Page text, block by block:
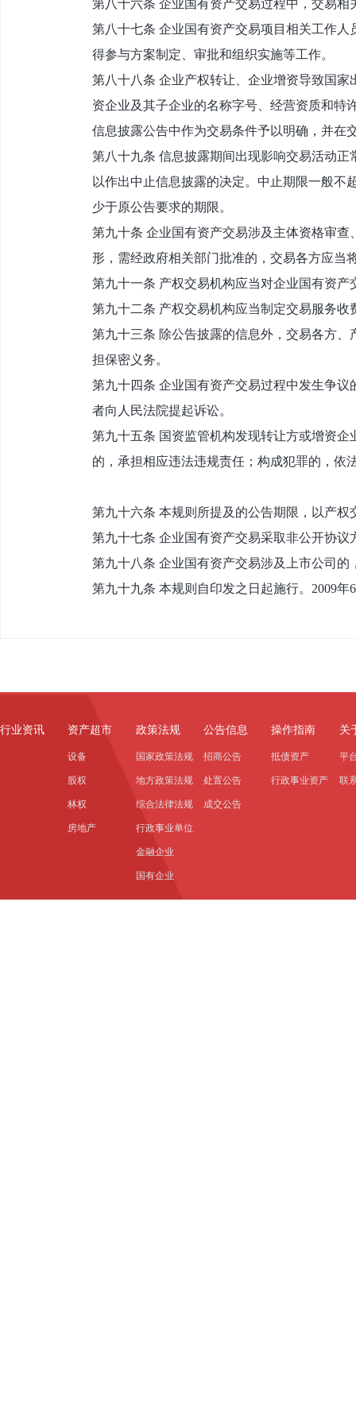
第八十六条 企业国有资产交易过程中，交易
第八十七条 企业国有资产交易项目相关工作
得参与方案制定、审批和组织实施等工作。
第八十八条 企业产权转让、企业增资导致国
资企业及其子企业的名称字号、经营资质和特
信息披露公告中作为交易条件予以明确，并在
第八十九条 信息披露期间出现影响交易活动
以作出中止信息披露的决定。中止期限一般不
少于原公告要求的期限。
第九十条 企业国有资产交易涉及主体资格审
形，需经政府相关部门批准的，交易各方应当
第九十一条 产权交易机构应当对企业国有资
第九十二条 产权交易机构应当制定交易服务收
第九十三条 除公告披露的信息外，交易各方
担保密义务。
第九十四条 企业国有资产交易过程中发生争
者向人民法院提起诉讼。
第九十五条 国资监管机构发现转让方或增资
的，承担相应违法违规责任；构成犯罪的，依
第九十六条 本规则所提及的公告期限，以产
第九十七条 企业国有资产交易采取非公开协
第九十八条 企业国有资产交易涉及上市公司
第九十九条 本规则自印发之日起施行。2009
行业资讯 资产超市
设备
股权
林权
房地产
政策法规
国家政策法规
地方政策法规
综合法律法规
行政事业单位
金融企业
国有企业
公告信息
招商公告
处置公告
成交公告
操作指南
抵债资产
行政事业资产
关
平
联